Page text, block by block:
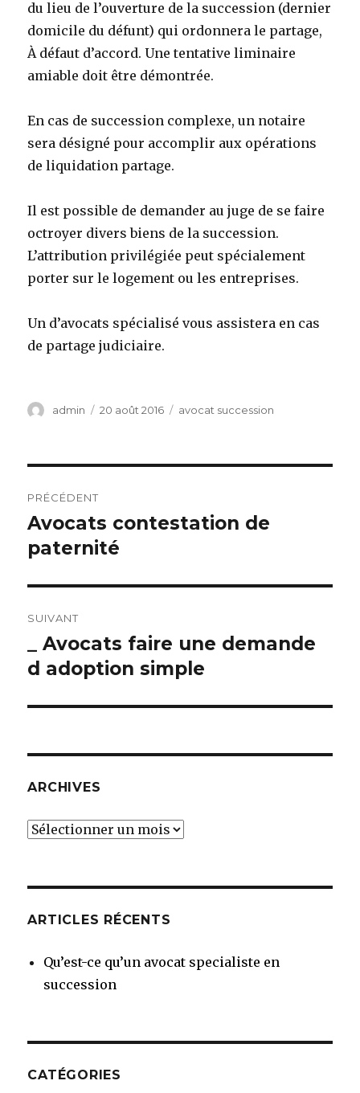
du lieu de l’ouverture de la succession (dernier
domicile du défunt) qui ordonnera le partage,
À défaut d’accord. Une tentative liminaire
amiable doit être démontrée.
En cas de succession complexe, un notaire
sera désigné pour accomplir aux opérations
de liquidation partage.
Il est possible de demander au juge de se faire
octroyer divers biens de la succession.
L’attribution privilégiée peut spécialement
porter sur le logement ou les entreprises.
Un d’avocats spécialisé vous assistera en cas
de partage judiciaire.
Auteur
admin
Publié
20 août 2016 Catégories
avocat succession
de
l’article
PRÉCÉDENT
Article
précédent :
Avocats contestation de
paternité
SUIVANT
Article
suivant :
_ Avocats faire une demande
d adoption simple
ARCHIVES
Archives
ARTICLES RÉCENTS
Qu’est-ce qu’un avocat specialiste en
succession
CATÉGORIES